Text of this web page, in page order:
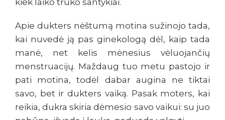
kiek laiko truko santykiai.
Apie dukters nėštumą motina sužinojo tada,
kai nuvedė ją pas ginekologą dėl, kaip tada
manė, net kelis mėnesius vėluojančių
menstruacijų. Maždaug tuo metu pastojo ir
pati motina, todėl dabar augina ne tiktai
savo, bet ir dukters vaiką. Pasak moters, kai
reikia, dukra skiria dėmesio savo vaikui: su juo